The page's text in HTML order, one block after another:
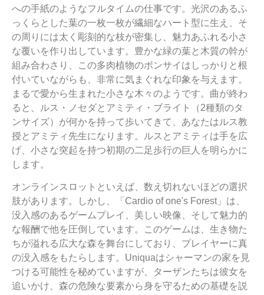
への手紙のようなフルタイムの仕事です。光沢のあるふ
っくらとした葉の一枚一枚が繊細なハート型に生え、そ
の周りには太く彫刻的な枝が密集し、魅力あふれる小さ
な覆いを作り出しています。豊かな緑の葉と木質の幹が
組み合わさり、この多肉植物のボンサイはしっかりと根
付いていながらも、非常に気まぐれな印象を与えます。
まるで愛から生まれた小さな木々のようです。曲が終わ
ると、ルス・ノセダとアミティ・ブライト（2種類のタ
ンサイズ）が何かを持って歩いてきて、あなたはルス教
授とアミティ先生になります。ルスとアミティは手を広
げ、小さな突起を持つ初期の二足歩行の巨人を明らかに
します。
オンラインスロットといえば、数え切れないほどの選択
肢があります。しかし、「Cardio of one's Forest」は、
没入感のあるゲームプレイ、美しい映像、そして魅力的
な報酬で他を圧倒しています。このゲームは、生き物た
ちが溢れる広大な森を舞台にしており、プレイヤーに真
の没入感をもたらします。Uniquaはシャーマンの家を見
つける可能性を秘めていますが、ターザンたちは彼女を
追いかけ、森の危険な要素から身を守るための基礎を説